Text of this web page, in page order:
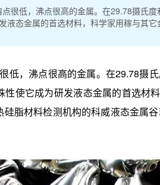
很低，沸点很高的金属。在29.78摄氏
液态金属的首选材料，科学家用稼与其
，沸点很高的金属。在29.78摄
使它成为研发液态金属的首选材
脂材料检测机构的科威液态金属